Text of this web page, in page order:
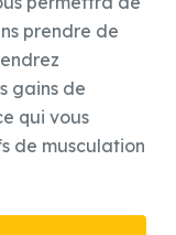
prendre de
gains de
qui vous
de musculation